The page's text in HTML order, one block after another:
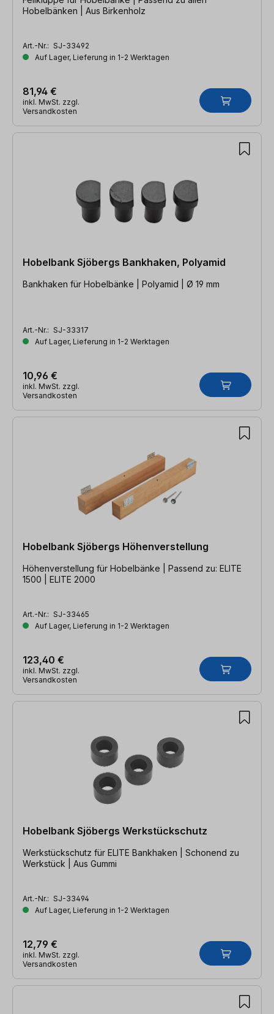
Hobelbänken | Aus Birkenholz
Art.-Nr.: SJ-33492
Auf Lager, Lieferung in 1-2 Werktagen
81,94 €
inkl. MwSt. zzgl.
Versandkosten
Hobelbank Sjöbergs Bankhaken, Polyamid
Bankhaken für Hobelbänke | Polyamid | Ø 19 mm
Art.-Nr.: SJ-33317
Auf Lager, Lieferung in 1-2 Werktagen
10,96 €
inkl. MwSt. zzgl.
Versandkosten
Hobelbank Sjöbergs Höhenverstellung
Höhenverstellung für Hobelbänke | Passend zu: ELITE
1500 | ELITE 2000
Art.-Nr.: SJ-33465
Auf Lager, Lieferung in 1-2 Werktagen
123,40 €
inkl. MwSt. zzgl.
Versandkosten
Hobelbank Sjöbergs Werkstückschutz
Werkstückschutz für ELITE Bankhaken | Schonend zu
Werkstück | Aus Gummi
Art.-Nr.: SJ-33494
Auf Lager, Lieferung in 1-2 Werktagen
12,79 €
inkl. MwSt. zzgl.
Versandkosten